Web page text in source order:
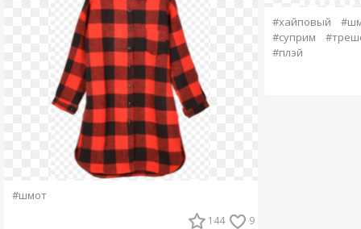
#шмот
144 9
#хайповый
#суприм
#плэй